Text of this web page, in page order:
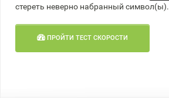
стереть неверно набранный символ(ы).
ПРОЙТИ ТЕСТ СКОРОСТИ